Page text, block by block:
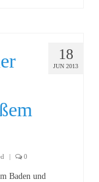
18
JUN 2013
0
Baden und